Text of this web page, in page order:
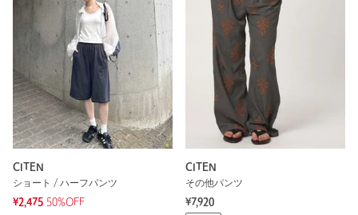
CITEN
ショート / ハーフパンツ
¥2,475 50%OFF
CITEN
その他パンツ
¥7,920